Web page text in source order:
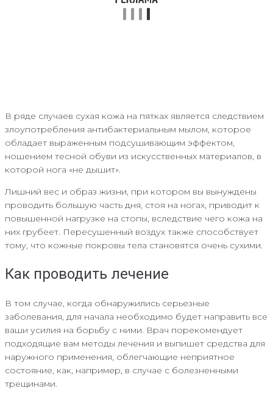
В ряде случаев сухая кожа на пятках является следствием
злоупотребления антибактериальным мылом, которое
обладает выраженным подсушивающим эффектом,
ношением тесной обуви из искусственных материалов, в
которой нога «не дышит».
Лишний вес и образ жизни, при котором вы вынуждены
проводить большую часть дня, стоя на ногах, приводит к
повышенной нагрузке на стопы, вследствие чего кожа на
них грубеет. Пересушенный воздух также способствует
тому, что кожные покровы тела становятся очень сухими.
Как проводить лечение
В том случае, когда обнаружились серьезные
заболевания, для начала необходимо будет направить все
ваши усилия на борьбу с ними. Врач порекомендует
подходящие вам методы лечения и выпишет средства для
наружного применения, облегчающие неприятное
состояние, как, например, в случае с болезненными
трещинами.